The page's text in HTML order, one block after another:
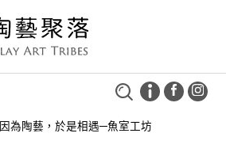
因為陶藝，於是相遇─魚室工坊